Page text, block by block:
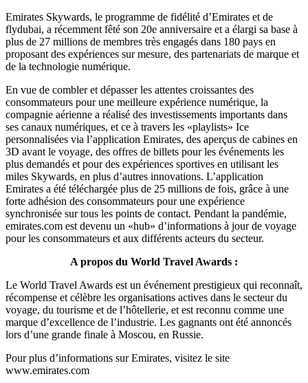
Emirates Skywards, le programme de fidélité d’Emirates et de
flydubai, a récemment fêté son 20e anniversaire et a élargi sa base à
plus de 27 millions de membres très engagés dans 180 pays en
proposant des expériences sur mesure, des partenariats de marque et
de la technologie numérique.
En vue de combler et dépasser les attentes croissantes des
consommateurs pour une meilleure expérience numérique, la
compagnie aérienne a réalisé des investissements importants dans
ses canaux numériques, et ce à travers les «playlists» Ice
personnalisées via l’application Emirates, des aperçus de cabines en
3D avant le voyage, des offres de billets pour les événements les
plus demandés et pour des expériences sportives en utilisant les
miles Skywards, en plus d’autres innovations. L’application
Emirates a été téléchargée plus de 25 millions de fois, grâce à une
forte adhésion des consommateurs pour une expérience
synchronisée sur tous les points de contact. Pendant la pandémie,
emirates.com est devenu un «hub» d’informations à jour de voyage
pour les consommateurs et aux différents acteurs du secteur.
A propos du World Travel Awards :
Le World Travel Awards est un événement prestigieux qui reconnaît,
récompense et célèbre les organisations actives dans le secteur du
voyage, du tourisme et de l’hôtellerie, et est reconnu comme une
marque d’excellence de l’industrie. Les gagnants ont été annoncés
lors d’une grande finale à Moscou, en Russie.
Pour plus d’informations sur Emirates, visitez le site
www.emirates.com